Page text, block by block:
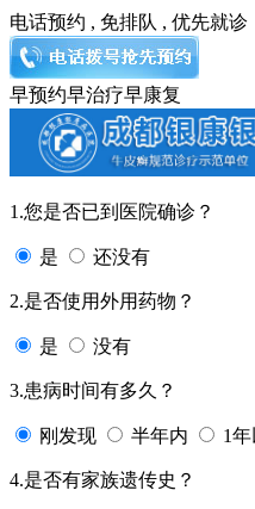
电话预约 , 免排队 , 优先就诊
早预约早治疗早康复
1.您是否已到医院确诊？
是 还没有
2.是否使用外用药物？
是 没有
3.患病时间有多久？
刚发现 半年内 1
4.是否有家族遗传史？